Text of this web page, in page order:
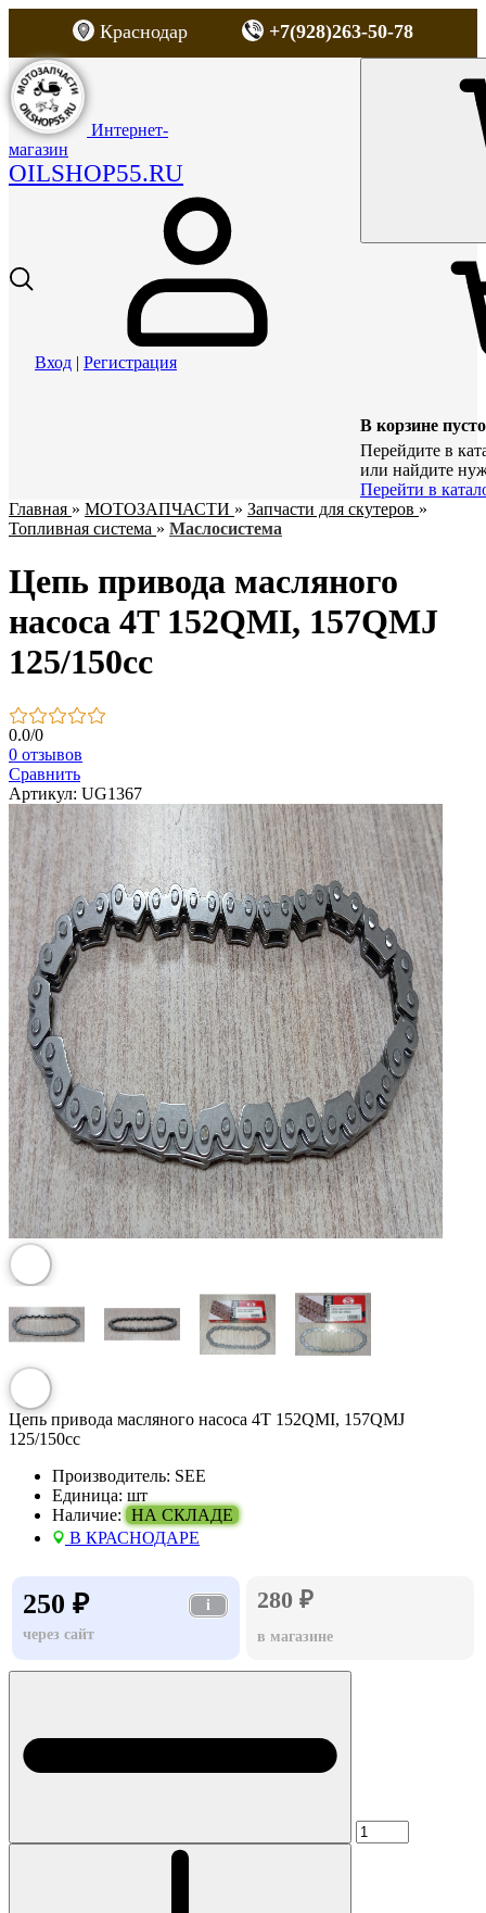
Краснодар +7(928)263-50-78
Интернет-
магазин
OILSHOP55.RU
Вход | Регистрация
В корзине пусто
Перейдите в
или найдите
Перейти в
Главная » МОТОЗАПЧАСТИ » Запчасти для скутеров »
Топливная система » Маслосистема
Цепь привода масляного
насоса 4T 152QMI, 157QMJ
125/150сс
0.0/0
0 отзывов
Сравнить
Артикул: UG1367
Цепь привода масляного насоса 4T 152QMI, 157QMJ
125/150сс
Производитель: SEE
Единица: шт
Наличие: НА СКЛАДЕ
В КРАСНОДАРЕ
250 ₽
i
через сайт
280 ₽
в магазине